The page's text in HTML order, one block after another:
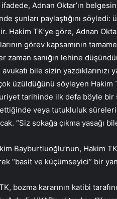
Adnan Oktar’ın
şunları paylaştığını
Hakim TK’ye göre, Adnan
görev kapsamının
zaman sanığın lehine
avukatı bile sizin
üzüldüğünü söyleyen Hakim
tarihinde ilk defa böyle bir
veya tutukluluk
“Siz sokağa çıkma yasağı
Bayburtluoğlu’nun, Hakim
“basit ve küçümseyici” bir
bozma kararının katibi